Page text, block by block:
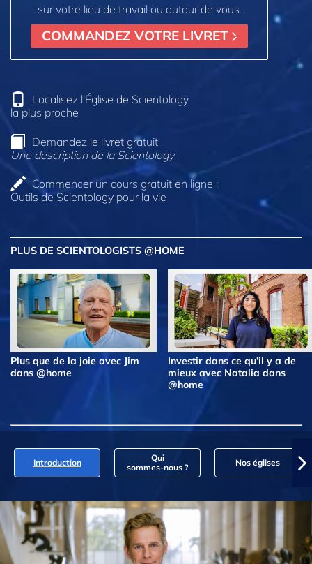
sur votre lieu de travail ou autour de vous.
COMMANDEZ VOTRE LIVRET
Localisez l’Église de Scientology
la plus proche
Demandez le livret gratuit
Une description de la Scientology
Commencer un cours gratuit en ligne :
Outils de Scientology pour la vie
PLUS DE SCIENTOLOGISTS @HOME
Plus que de la joie avec Jim
dans @home
Investir dans ce qu’il y a de
mieux avec Natalia dans
@home
Introduction
Qui
sommes‑nous ?
Nos églises